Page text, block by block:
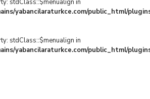
stdClass::$menualign in
yabancilaraturkce.com/public_html/
stdClass::$menualign in
yabancilaraturkce.com/public_html/